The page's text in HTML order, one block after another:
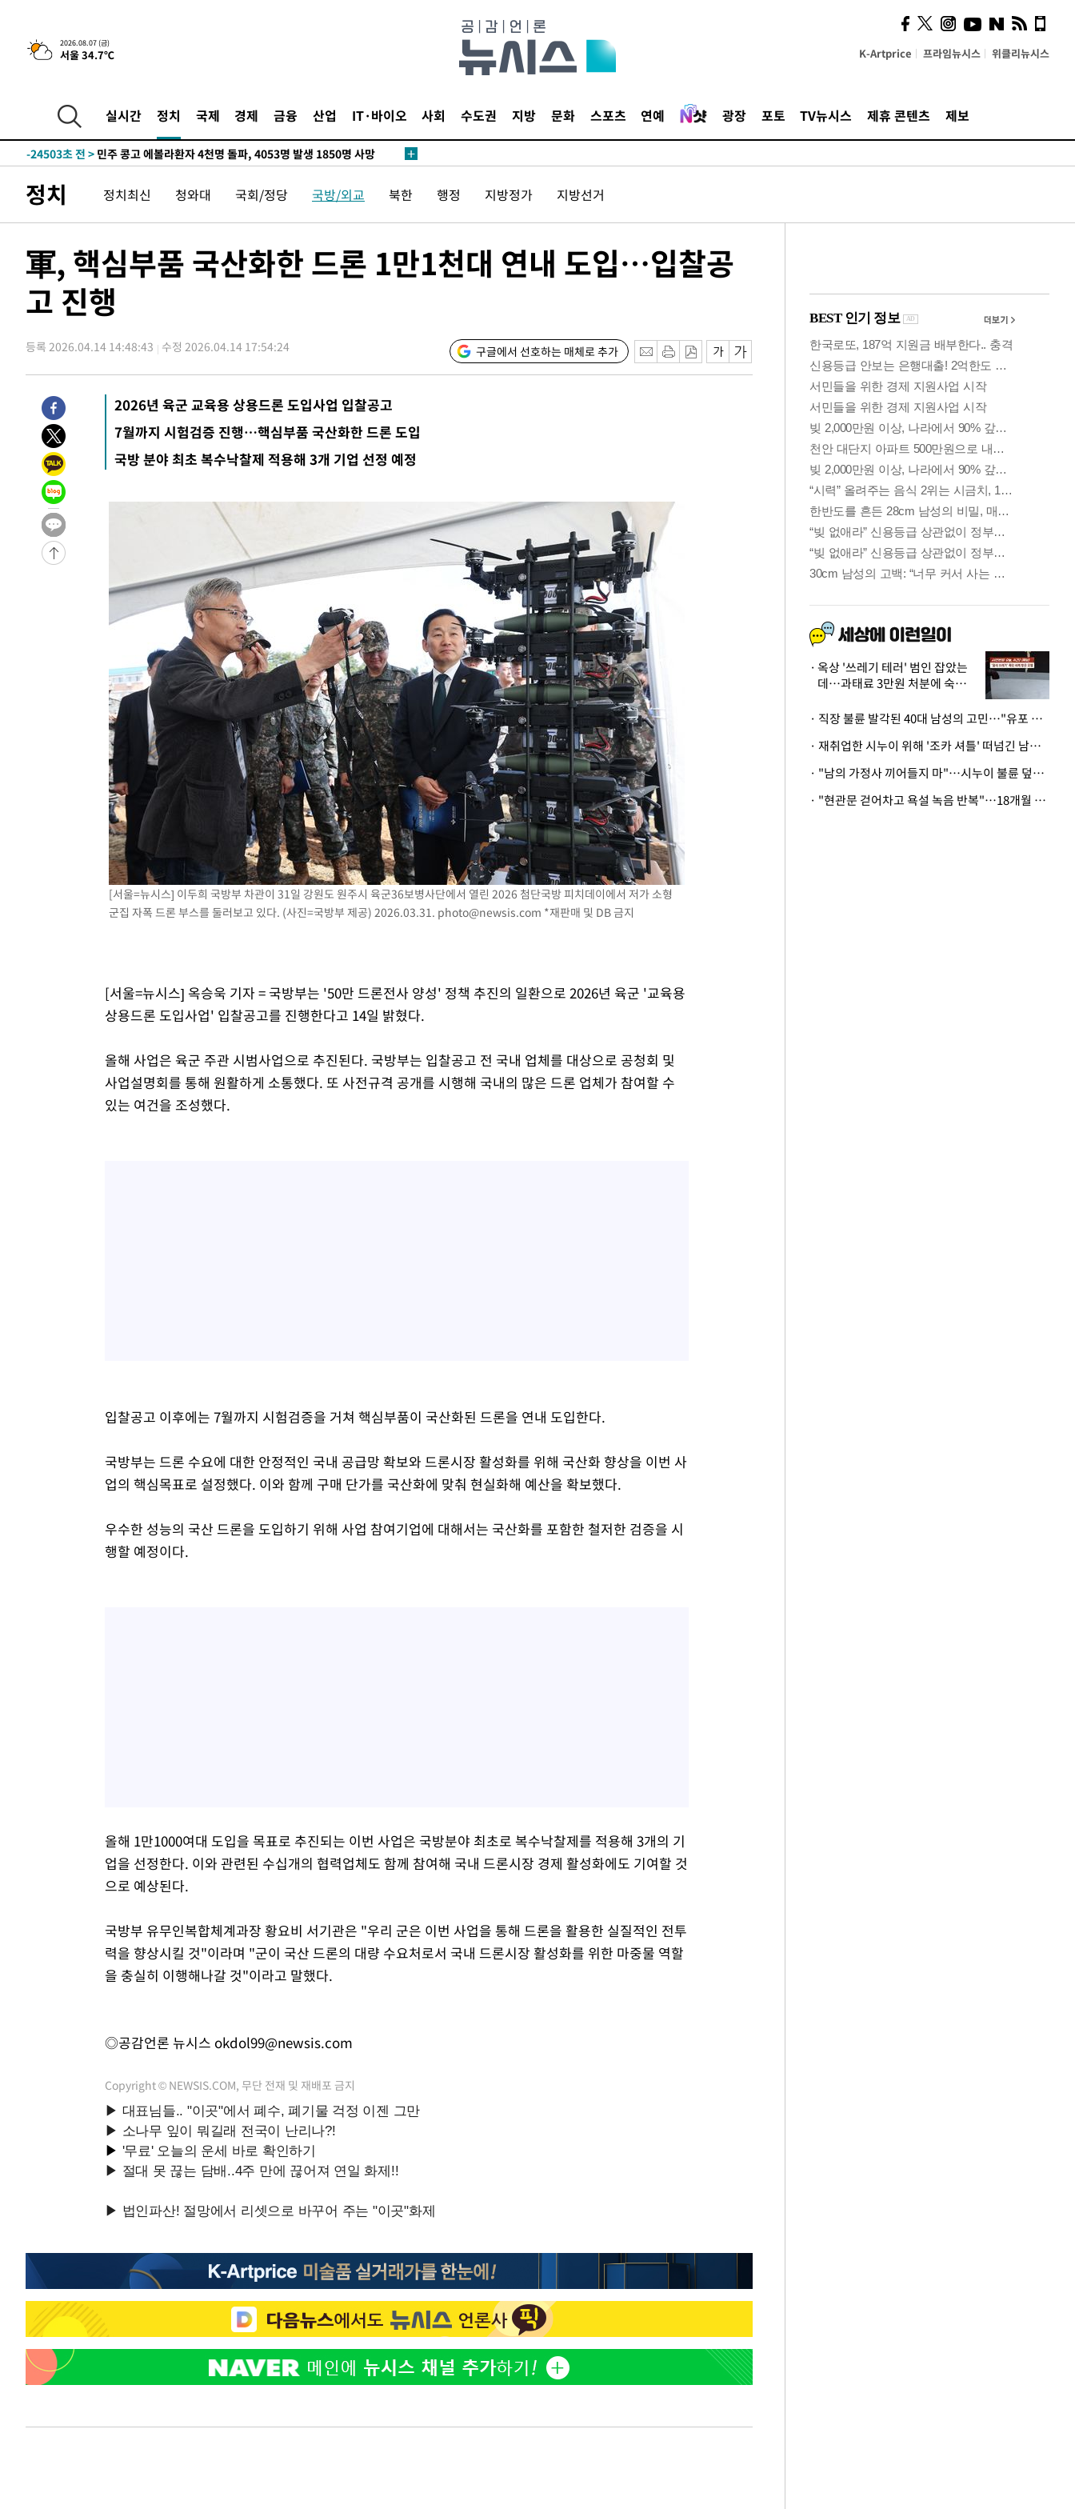
2026.08.07 (금)
서울 34.7℃ K-Artprice 프라임뉴시스 위클리뉴시스
실시간 정치 국제 경제 금융 산업 IT·바이오 사회 수도권 지방 문화 스포츠 연예 광장 포토 TV뉴시스 제휴 콘텐츠 제보
-6839초 전 >[속보] 뉴욕증시, 일제 하락 마감…나스닥 0.06%↓
-27903초 전 >
[속보]종합특검, '관저이전 봐주기 감사' 유병호 구속기소
민주 콩고 에볼라환자 4천명 돌파, 4053명 발생 1850명 사망
-23753초 전 > [속보]'300억원대 사기 혐의' 차가원 대표 구속 송치
-21460초 전 >
[속보]경찰·노동부, HL만도 평택사업장 끼임 사망 관련 압수수색
-21341초 전 >[속보]합수본, '투표율 허위 입력' 중앙·서울·경기도 선관위 등 9곳
-21096초 전 >[속보]원·달러 환율, 오전 9시 1423.8원
-20892초 전 >[속보]삼성전자·SK하이닉스 동반 강보합…1%대 상승 출발
-20878초 전 >[속보]코스닥, 5.95포인트(0.74%) 상승한 807.62개장
-20846초 전 > [속보]코스피, 6300선 재탈환…1.09% 오른 6365.07 개장
태
입추에도 극한더위…서울 낮 39도 '폭염중대경보'
-12273초 전 >이란, 호르무즈서 "적국 목표물들"과 대치로 남부 케슘섬에서 두차
례 큰 폭발음
-10988초 전 >
[속보]美, 폴리실리콘 수입 규제…파생제품 15% 관세, 120일 후
발효
-9139초 전 >
[속보]트럼프, 美 원정출산 금지 행정명령 서명
-6839초 전 >
-30877초 전 >
[속보] 7월 중국 수출 23.9%↑ 수입 27.5%↑…무역총액
25.3%↑
-28037초 전 >
-27903초 전 >
[속보]종합특검, '관저이전 봐주기 감사' 유병호 구속기소
-24503초 전 >
민주 콩고 에볼라환자 4천명 돌파, 4053명 발생 1850명 사망
-23753초 전 >
[속보]'300억원대 사기 혐의' 차가원 대표 구속 송치
"미 전국적 살모네라 식중독 원인은 멕시코산 할라피뇨"-- CDC
[속보]경찰·노동부, HL만도 평택사업장 끼임 사망 관련 압수수색
[속보]합수본, '투표율 허위 입력' 중앙·서울·경기도 선관위 등 9곳
[속보]원·달러 환율, 오전 9시 1423.8원
[속보]삼성전자·SK하이닉스 동반 강보합…1%대 상승 출발
[속보]코스닥, 5.95포인트(0.74%) 상승한 807.62개장
[속보]코스피, 6300선 재탈환…1.09% 오른 6365.07 개장
시리아 다마스쿠스 교외에서 미니버스 폭발.. 14명 부상, 3명은 중
입추에도 극한더위…서울 낮 39도 '폭염중대경보'
이란, 호르무즈서 "적국 목표물들"과 대치로 남부 케슘섬에서 두차
[속보]美, 폴리실리콘 수입 규제…파생제품 15% 관세, 120일 후
[속보]트럼프, 美 원정출산 금지 행정명령 서명
[속보] 뉴욕증시, 일제 하락 마감…나스닥 0.06%↓
정치 정치최신 청와대 국회/정당 국방/외교 북한 행정 지방정가 지방선거
軍, 핵심부품 국산화한 드론 1만1천대 연내 도입…입찰공
고 진행
등록 2026.04.14 14:48:43 수정 2026.04.14 17:54:24 구글에서 선호하는 매체로 추가
2026년 육군 교육용 상용드론 도입사업 입찰공고
7월까지 시험검증 진행…핵심부품 국산화한 드론 도입
국방 분야 최초 복수낙찰제 적용해 3개 기업 선정 예정
[서울=뉴시스] 이두희 국방부 차관이 31일 강원도 원주시 육군36보병사단에서 열린 2026 첨단국방 피치데이에서 저가 소형
군집 자폭 드론 부스를 둘러보고 있다. (사진=국방부 제공) 2026.03.31. photo@newsis.com *재판매 및 DB 금지
[서울=뉴시스] 옥승욱 기자 = 국방부는 '50만 드론전사 양성' 정책 추진의 일환으로 2026년 육군 '교육용
상용드론 도입사업' 입찰공고를 진행한다고 14일 밝혔다.
올해 사업은 육군 주관 시범사업으로 추진된다. 국방부는 입찰공고 전 국내 업체를 대상으로 공청회 및
사업설명회를 통해 원활하게 소통했다. 또 사전규격 공개를 시행해 국내의 많은 드론 업체가 참여할 수
있는 여건을 조성했다.
입찰공고 이후에는 7월까지 시험검증을 거쳐 핵심부품이 국산화된 드론을 연내 도입한다.
국방부는 드론 수요에 대한 안정적인 국내 공급망 확보와 드론시장 활성화를 위해 국산화 향상을 이번 사
업의 핵심목표로 설정했다. 이와 함께 구매 단가를 국산화에 맞춰 현실화해 예산을 확보했다.
우수한 성능의 국산 드론을 도입하기 위해 사업 참여기업에 대해서는 국산화를 포함한 철저한 검증을 시
행할 예정이다.
올해 1만1000여대 도입을 목표로 추진되는 이번 사업은 국방분야 최초로 복수낙찰제를 적용해 3개의 기
업을 선정한다. 이와 관련된 수십개의 협력업체도 함께 참여해 국내 드론시장 경제 활성화에도 기여할 것
으로 예상된다.
국방부 유무인복합체계과장 황요비 서기관은 "우리 군은 이번 사업을 통해 드론을 활용한 실질적인 전투
력을 향상시킬 것"이라며 "군이 국산 드론의 대량 수요처로서 국내 드론시장 활성화를 위한 마중물 역할
을 충실히 이행해나갈 것"이라고 말했다.
◎공감언론 뉴시스 okdol99@newsis.com
Copyright © NEWSIS.COM, 무단 전재 및 재배포 금지
시, 스마트폰 액세서리에
NFC 더했다
옥상 '쓰레기 테러' 범인 잡았는
데…과태료 3만원 처분에 숙박업
· 직장 불륜 발각된 40대 남성의 고민…"유포 동료 명예훼손·협박죄 고소 가능할까"
· 재취업한 시누이 위해 '조카 셔틀' 떠넘긴 남편…아내 "난 못한다"
· "남의 가정사 끼어들지 마"…시누이 불륜 덮으려는 남편에 억울한 아내
· "현관문 걷어차고 욕설 녹음 반복"…18개월 아기 키우는 집 뒤흔든 '앞집의 비극'